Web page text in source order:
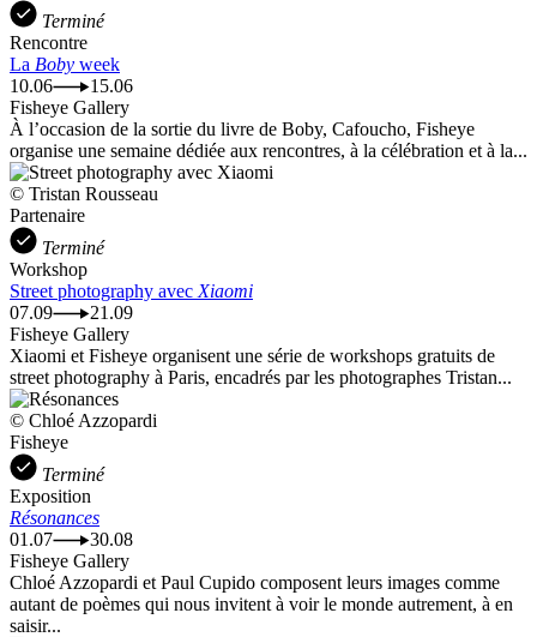
Terminé
Rencontre
La Boby week
10.06
15.06
Fisheye Gallery
À l’occasion de la sortie du livre de Boby, Cafoucho, Fisheye
organise une semaine dédiée aux rencontres, à la célébration et à la...
© Tristan Rousseau
Partenaire
Terminé
Workshop
Street photography avec Xiaomi
07.09
21.09
Fisheye Gallery
Xiaomi et Fisheye organisent une série de workshops gratuits de
street photography à Paris, encadrés par les photographes Tristan...
© Chloé Azzopardi
Fisheye
Terminé
Exposition
Résonances
01.07
30.08
Fisheye Gallery
Chloé Azzopardi et Paul Cupido composent leurs images comme
autant de poèmes qui nous invitent à voir le monde autrement, à en
saisir...